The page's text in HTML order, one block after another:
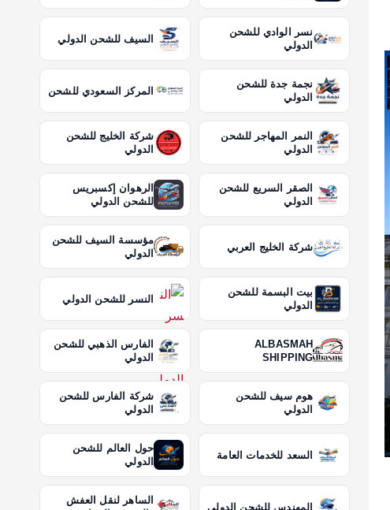
نسر الوادي للشحن
الدولي
السيف للشحن الدولي
نجمة جدة للشحن
الدولي
المركز السعودي للشحن
النمر المهاجر للشحن
الدولي
شركة الخليج للشحن
الدولي
الصقر السريع للشحن
الدولي
الرهوان إكسبريس
للشحن الدولي
شركة الخليج العربي
مؤسسة السيف للشحن
الدولي
بيت البسمة للشحن
الدولي
النسر للشحن الدولي
ALBASMAH
SHIPPING
الفارس الذهبي للشحن
الدولي
هوم سيف للشحن
الدولي
شركة الفارس للشحن
الدولي
السعد للخدمات العامة
حول العالم للشحن
الدولي
المهندس للشحن الدولي
الساهر لنقل العفش